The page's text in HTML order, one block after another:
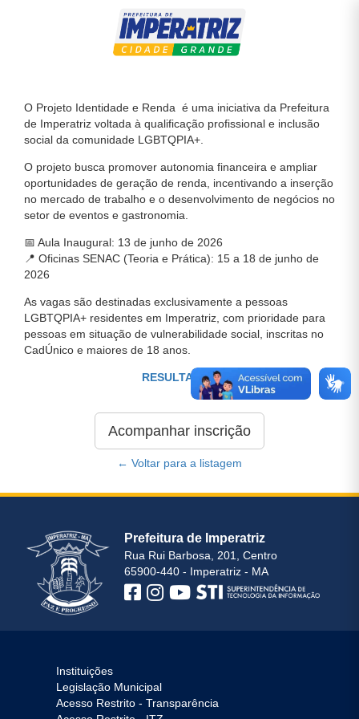
O Projeto Identidade e Renda é uma iniciativa da Prefeitura
de Imperatriz voltada à qualificação profissional e inclusão
social da comunidade LGBTQPIA+.
O projeto busca promover autonomia financeira e ampliar
oportunidades de geração de renda, incentivando a inserção
no mercado de trabalho e o desenvolvimento de negócios no
setor de eventos e gastronomia.
📅 Aula Inaugural: 13 de junho de 2026
📍 Oficinas SENAC (Teoria e Prática): 15 a 18 de junho de
2026
As vagas são destinadas exclusivamente a pessoas
LGBTQPIA+ residentes em Imperatriz, com prioridade para
pessoas em situação de vulnerabilidade social, inscritas no
CadÚnico e maiores de 18 anos.
RESULTADOS
Acompanhar inscrição
← Voltar para a listagem
Prefeitura de Imperatriz
Rua Rui Barbosa, 201, Centro
65900-440 - Imperatriz - MA
Instituições
Legislação Municipal
Acesso Restrito - Transparência